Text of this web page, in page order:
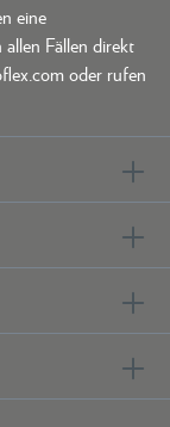
eine
Fällen direkt
oder rufen